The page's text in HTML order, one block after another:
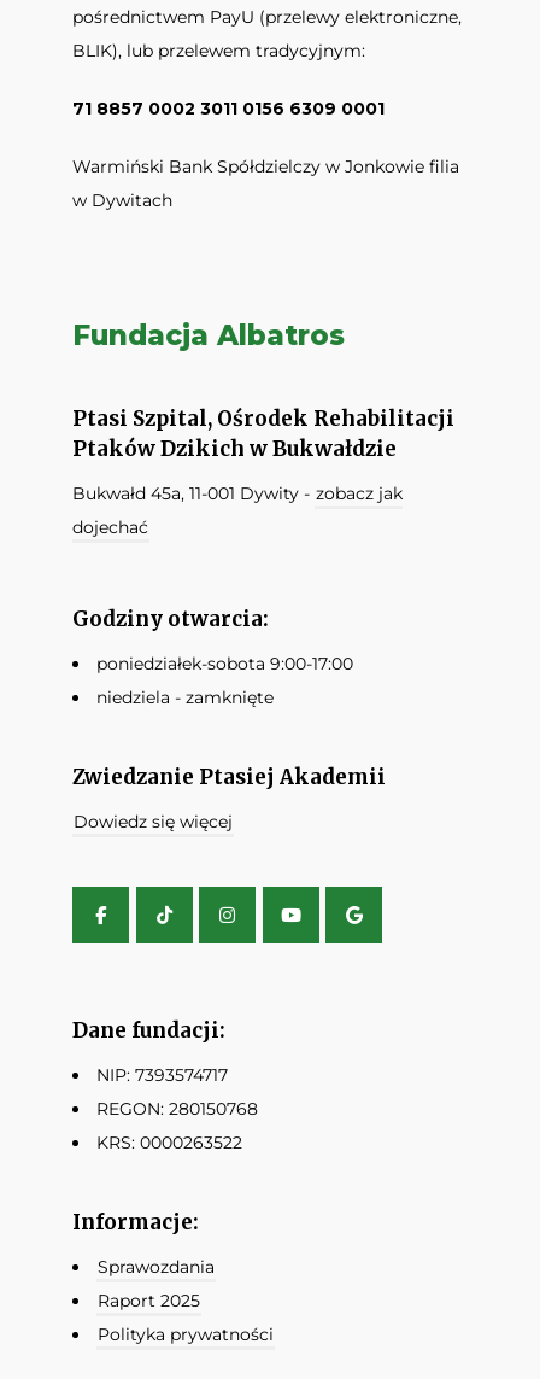
pośrednictwem PayU (przelewy elektroniczne,
BLIK), lub przelewem tradycyjnym:
71 8857 0002 3011 0156 6309 0001
Warmiński Bank Spółdzielczy w Jonkowie filia
w Dywitach
Fundacja Albatros
Ptasi Szpital, Ośrodek Rehabilitacji
Ptaków Dzikich w Bukwałdzie
Bukwałd 45a, 11-001 Dywity - zobacz jak
dojechać
Godziny otwarcia:
poniedziałek-sobota 9:00-17:00
niedziela - zamknięte
Zwiedzanie Ptasiej Akademii
Dowiedz się więcej
Dane fundacji:
NIP: 7393574717
REGON: 280150768
KRS: 0000263522
Informacje:
Sprawozdania
Raport 2025
Polityka prywatności